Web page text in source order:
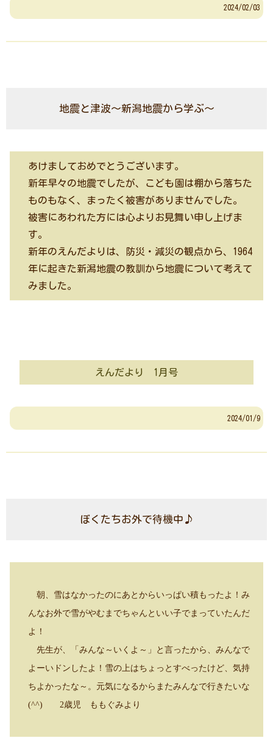
2024/02/03
地震と津波～新潟地震から学ぶ～
あけましておめでとうございます。
新年早々の地震でしたが、こども園は棚から落ちた
ものもなく、まったく被害がありませんでした。
被害にあわれた方には心よりお見舞い申し上げま
す。
新年のえんだよりは、防災・減災の観点から、1964
年に起きた新潟地震の教訓から地震について考えて
みました。
えんだより 1月号
2024/01/9
ぼくたちお外で待機中♪
朝、雪はなかったのにあとからいっぱい積もったよ！ み
んなお外で雪がやむまでちゃんといい子でまっていたんだ
よ！
先生が、「みんな～いくよ～」と言ったから、みんなで
よーいドンしたよ！雪の上はちょっとすべったけど、気持
ちよかったな～。元気になるからまたみんなで行きたいな
(^^) 2歳児 ももぐみより